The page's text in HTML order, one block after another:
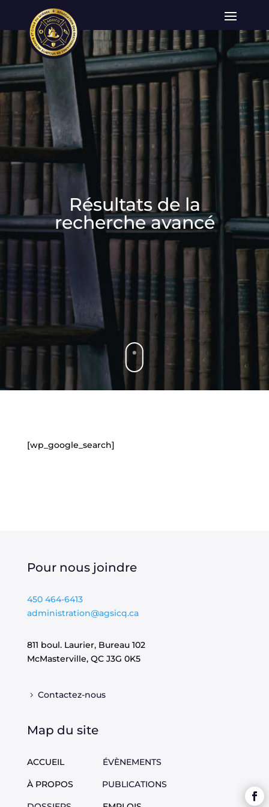
Résultats de la
recherche avancé
[wp_google_search]
Pour nous joindre
450 464-6413
administration@agsicq.ca
811 boul. Laurier, Bureau 102
McMasterville, QC J3G 0K5
Contactez-nous
Map du site
ACCUEIL ÉVÈNEMENTS
À PROPOS PUBLICATIONS